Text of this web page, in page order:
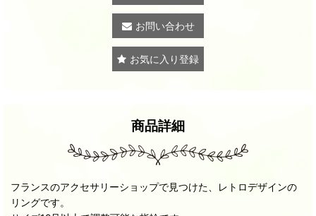
お問い合わせ
お気に入り登録
商品詳細
フランスのアクセサリーショップで見つけた、レトロデザインの
リングです。